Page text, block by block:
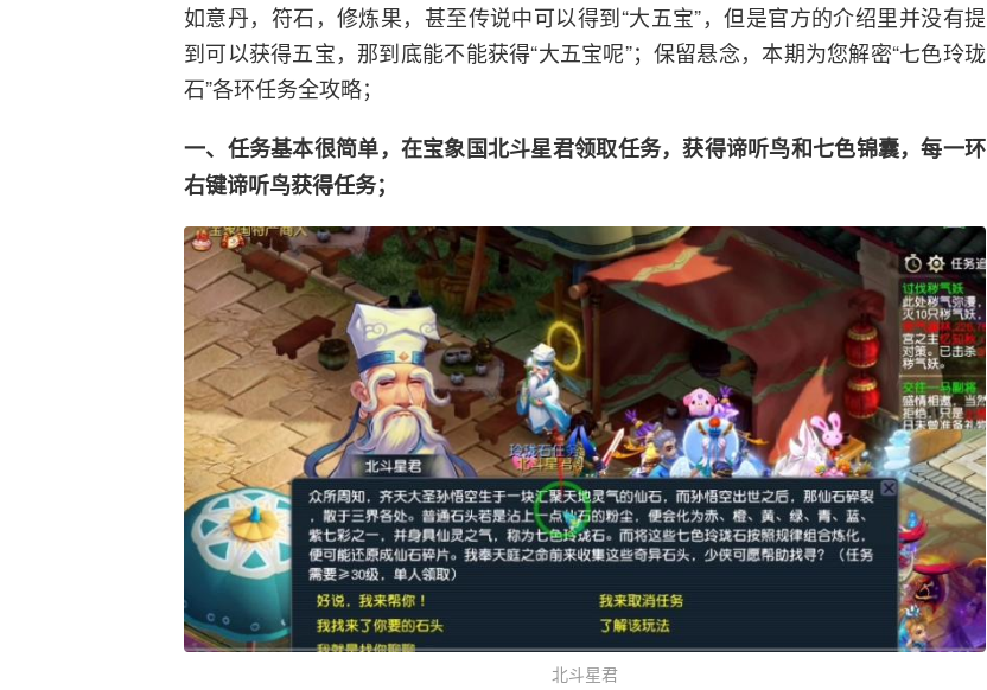
如意丹，符石，修炼果，甚至传说中可以得到“大五宝”，但是官方的介绍里并没有提
到可以获得五宝，那到底能不能获得“大五宝呢”；保留悬念，本期为您解密“七色玲珑
石”各环任务全攻略；
一、任务基本很简单，在宝象国北斗星君领取任务，获得谛听鸟和七色锦囊，每一环
右键谛听鸟获得任务；
北斗星君